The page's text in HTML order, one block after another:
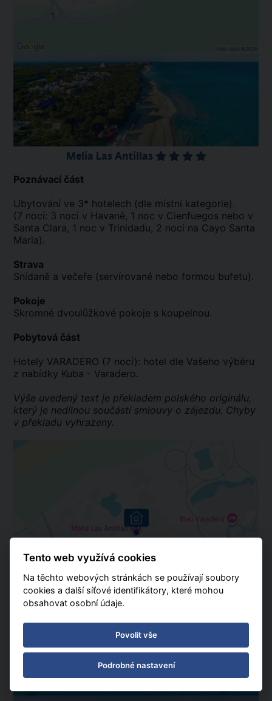
Melia Las Antillas
Poznávací část
Ubytování ve 3* hotelech (dle místní kategorie).
(7 nocí: 3 noci v Havaně, 1 noc v Cienfuegos nebo v
Santa Clara, 1 noc v Trinidadu, 2 noci na Cayo Santa
Maria).
Strava
Snídaně a večeře (servírované nebo formou bufetu).
Pokoje
Skromné dvoulůžkové pokoje s koupelnou.
Pobytová část
Hotely VARADERO (7 nocí): hotel dle Vašeho výběru
z nabídky Kuba - Varadero.
Výše uvedený text je překladem polského originálu,
který je nedílnou součástí smlouvy o zájezdu. Chyby
v překladu vyhrazeny.
Tento web využívá cookies
Na těchto webových stránkách se používají soubory
cookies a další síťové identifikátory, které mohou
obsahovat osobní údaje.
Povolit vše
Podrobné nastavení